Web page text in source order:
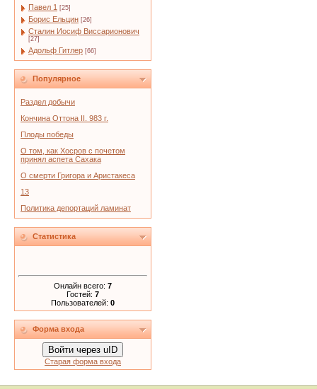
Павел 1 [25]
Борис Ельцин [26]
Сталин Иосиф Виссарионович
[27]
Адольф Гитлер [66]
Популярное
Раздел добычи
Кончина Оттона II. 983 г.
Плоды победы
О том, как Хосров с почетом
принял аспета Сахака
О смерти Григора и Аристакеса
13
Политика депортаций ламинат
Статистика
Онлайн всего: 7
Гостей: 7
Пользователей: 0
Форма входа
Войти через uID
Старая форма входа